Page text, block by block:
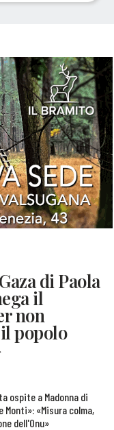
di Paola
il
non
popolo
ospite a Madonna di
Monti»: «Misura colma,
dell'Onu»